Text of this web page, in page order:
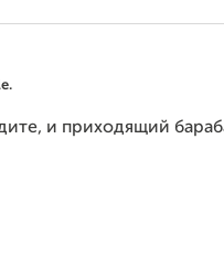
и приходящий